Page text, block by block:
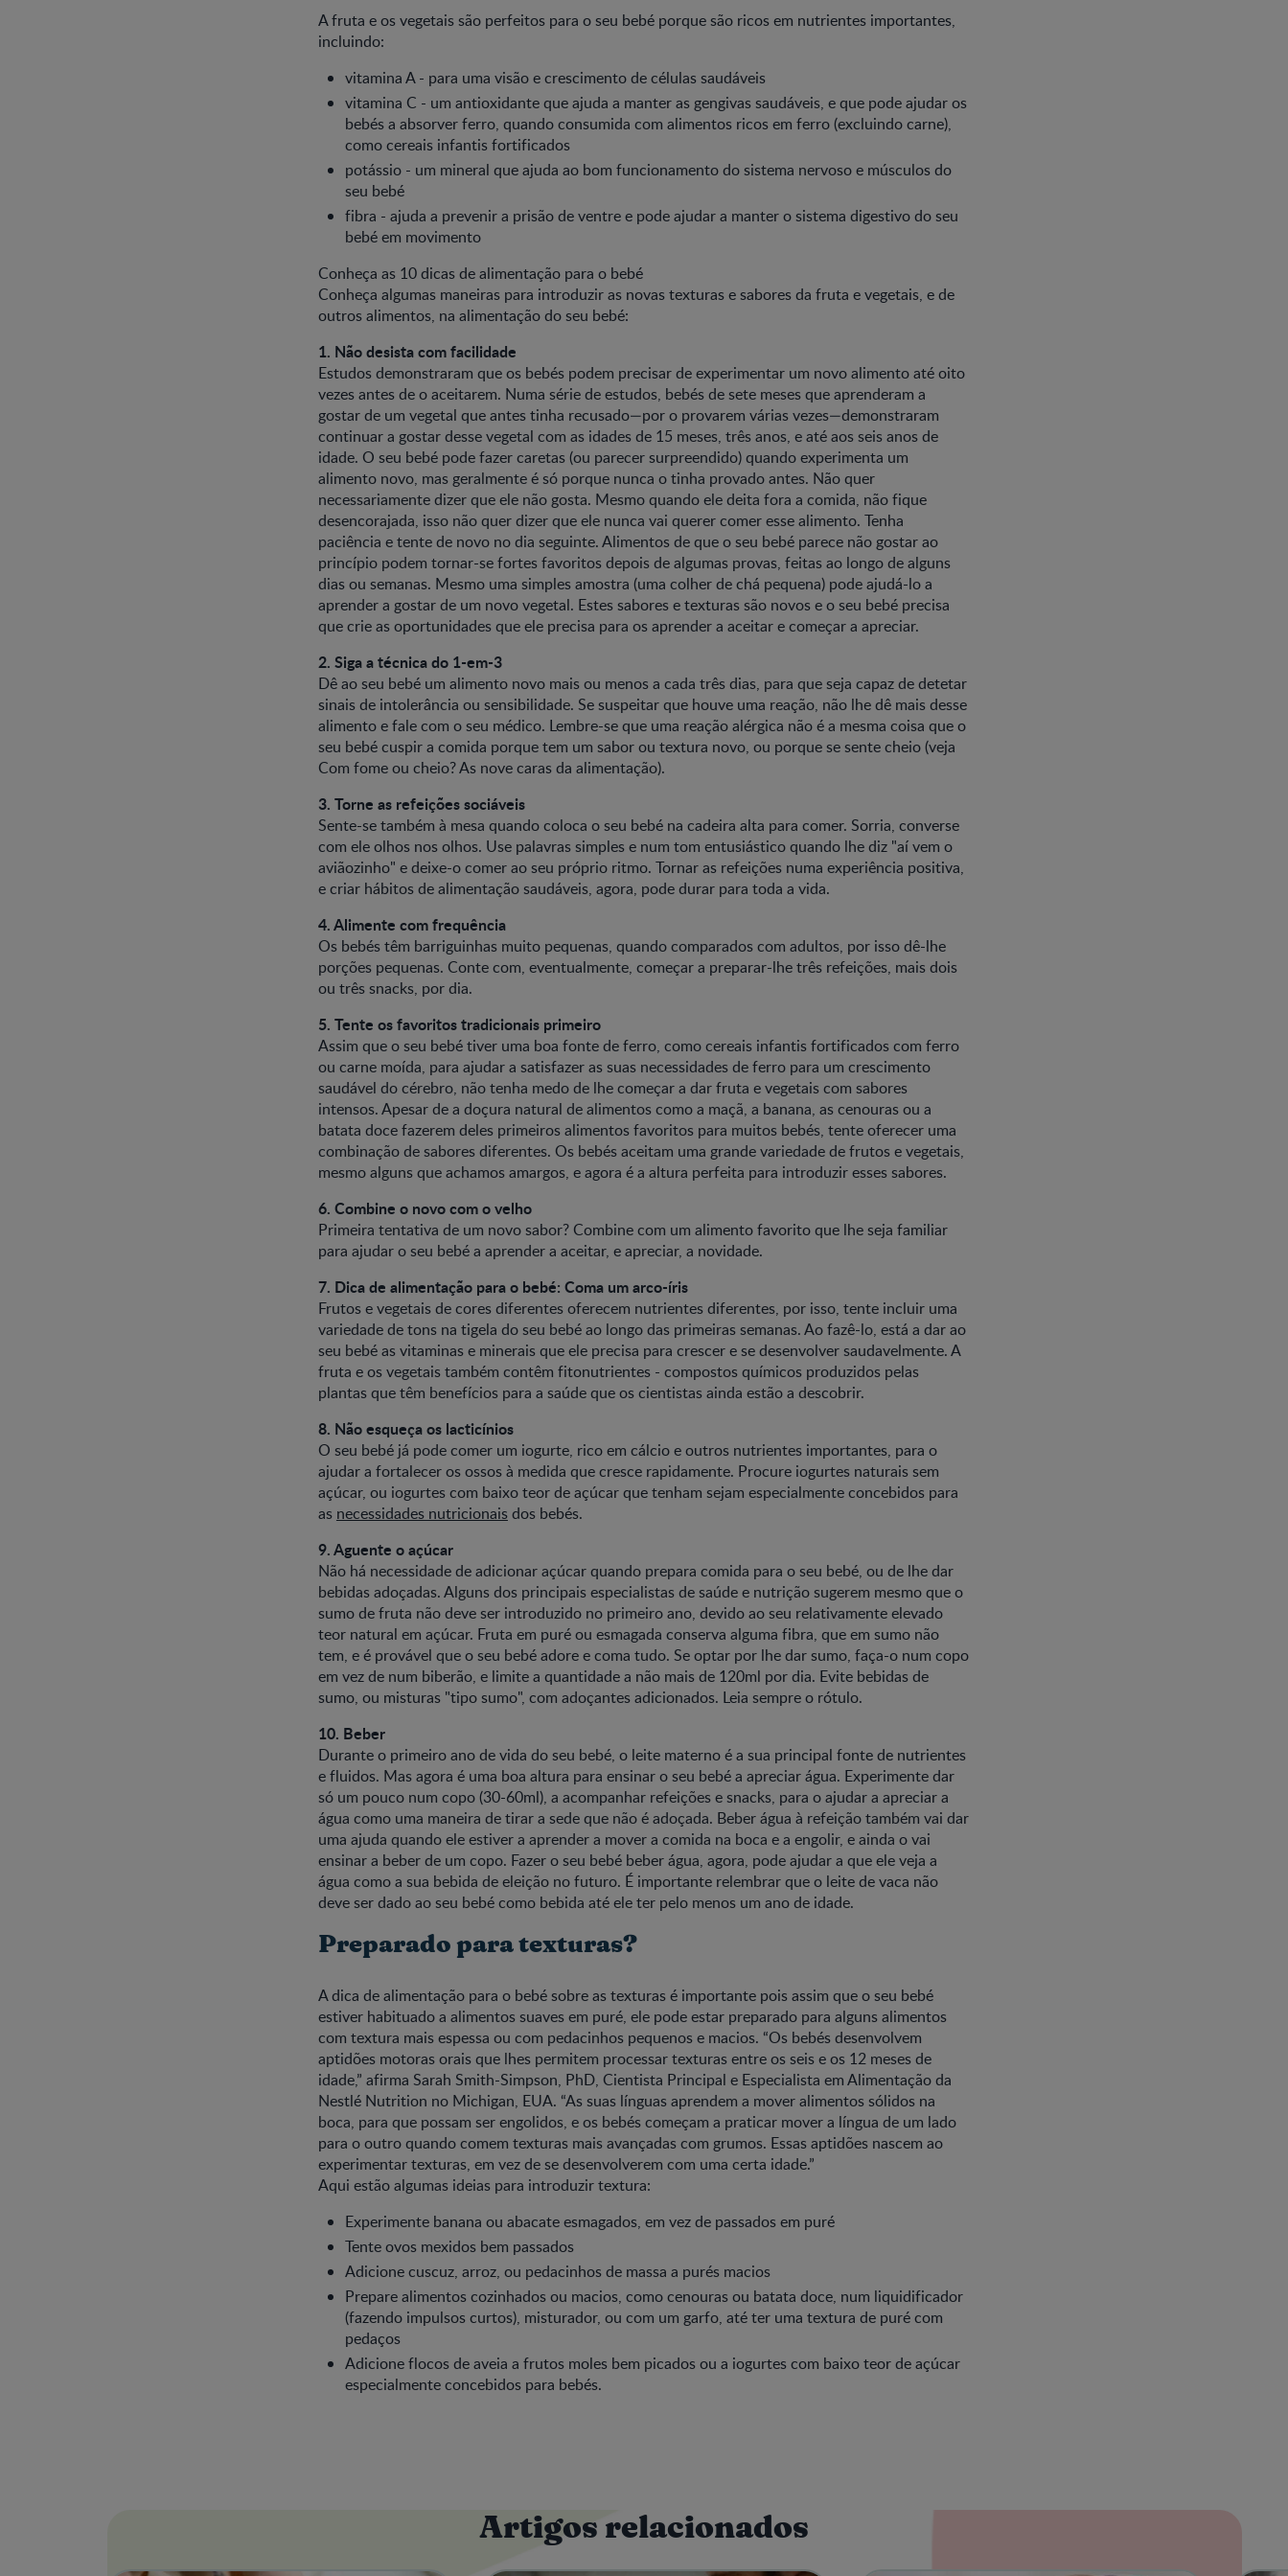
A fruta e os vegetais são perfeitos para o seu bebé porque são ricos em nutrientes importantes,
incluindo:
vitamina A - para uma visão e crescimento de células saudáveis
vitamina C - um antioxidante que ajuda a manter as gengivas saudáveis, e que pode ajudar os
bebés a absorver ferro, quando consumida com alimentos ricos em ferro (excluindo carne),
como cereais infantis fortificados
potássio - um mineral que ajuda ao bom funcionamento do sistema nervoso e músculos do
seu bebé
fibra - ajuda a prevenir a prisão de ventre e pode ajudar a manter o sistema digestivo do seu
bebé em movimento
Conheça as 10 dicas de alimentação para o bebé
Conheça algumas maneiras para introduzir as novas texturas e sabores da fruta e vegetais, e de
outros alimentos, na alimentação do seu bebé:
1. Não desista com facilidade
Estudos demonstraram que os bebés podem precisar de experimentar um novo alimento até oito
vezes antes de o aceitarem. Numa série de estudos, bebés de sete meses que aprenderam a
gostar de um vegetal que antes tinha recusado—por o provarem várias vezes—demonstraram
continuar a gostar desse vegetal com as idades de 15 meses, três anos, e até aos seis anos de
idade. O seu bebé pode fazer caretas (ou parecer surpreendido) quando experimenta um
alimento novo, mas geralmente é só porque nunca o tinha provado antes. Não quer
necessariamente dizer que ele não gosta. Mesmo quando ele deita fora a comida, não fique
desencorajada, isso não quer dizer que ele nunca vai querer comer esse alimento. Tenha
paciência e tente de novo no dia seguinte. Alimentos de que o seu bebé parece não gostar ao
princípio podem tornar-se fortes favoritos depois de algumas provas, feitas ao longo de alguns
dias ou semanas. Mesmo uma simples amostra (uma colher de chá pequena) pode ajudá-lo a
aprender a gostar de um novo vegetal. Estes sabores e texturas são novos e o seu bebé precisa
que crie as oportunidades que ele precisa para os aprender a aceitar e começar a apreciar.
2. Siga a técnica do 1-em-3
Dê ao seu bebé um alimento novo mais ou menos a cada três dias, para que seja capaz de detetar
sinais de intolerância ou sensibilidade. Se suspeitar que houve uma reação, não lhe dê mais desse
alimento e fale com o seu médico. Lembre-se que uma reação alérgica não é a mesma coisa que o
seu bebé cuspir a comida porque tem um sabor ou textura novo, ou porque se sente cheio (veja
Com fome ou cheio? As nove caras da alimentação).
3. Torne as refeições sociáveis
Sente-se também à mesa quando coloca o seu bebé na cadeira alta para comer. Sorria, converse
com ele olhos nos olhos. Use palavras simples e num tom entusiástico quando lhe diz "aí vem o
aviãozinho" e deixe-o comer ao seu próprio ritmo. Tornar as refeições numa experiência positiva,
e criar hábitos de alimentação saudáveis, agora, pode durar para toda a vida.
4. Alimente com frequência
Os bebés têm barriguinhas muito pequenas, quando comparados com adultos, por isso dê-lhe
porções pequenas. Conte com, eventualmente, começar a preparar-lhe três refeições, mais dois
ou três snacks, por dia.
5. Tente os favoritos tradicionais primeiro
Assim que o seu bebé tiver uma boa fonte de ferro, como cereais infantis fortificados com ferro
ou carne moída, para ajudar a satisfazer as suas necessidades de ferro para um crescimento
saudável do cérebro, não tenha medo de lhe começar a dar fruta e vegetais com sabores
intensos. Apesar de a doçura natural de alimentos como a maçã, a banana, as cenouras ou a
batata doce fazerem deles primeiros alimentos favoritos para muitos bebés, tente oferecer uma
combinação de sabores diferentes. Os bebés aceitam uma grande variedade de frutos e vegetais,
mesmo alguns que achamos amargos, e agora é a altura perfeita para introduzir esses sabores.
6. Combine o novo com o velho
Primeira tentativa de um novo sabor? Combine com um alimento favorito que lhe seja familiar
para ajudar o seu bebé a aprender a aceitar, e apreciar, a novidade.
7. Dica de alimentação para o bebé: Coma um arco-íris
Frutos e vegetais de cores diferentes oferecem nutrientes diferentes, por isso, tente incluir uma
variedade de tons na tigela do seu bebé ao longo das primeiras semanas. Ao fazê-lo, está a dar ao
seu bebé as vitaminas e minerais que ele precisa para crescer e se desenvolver saudavelmente. A
fruta e os vegetais também contêm fitonutrientes - compostos químicos produzidos pelas
plantas que têm benefícios para a saúde que os cientistas ainda estão a descobrir.
8. Não esqueça os lacticínios
O seu bebé já pode comer um iogurte, rico em cálcio e outros nutrientes importantes, para o
ajudar a fortalecer os ossos à medida que cresce rapidamente. Procure iogurtes naturais sem
açúcar, ou iogurtes com baixo teor de açúcar que tenham sejam especialmente concebidos para
as necessidades nutricionaisdos bebés.
9. Aguente o açúcar
Não há necessidade de adicionar açúcar quando prepara comida para o seu bebé, ou de lhe dar
bebidas adoçadas. Alguns dos principais especialistas de saúde e nutrição sugerem mesmo que o
sumo de fruta não deve ser introduzido no primeiro ano, devido ao seu relativamente elevado
teor natural em açúcar. Fruta em puré ou esmagada conserva alguma fibra, que em sumo não
tem, e é provável que o seu bebé adore e coma tudo. Se optar por lhe dar sumo, faça-o num copo
em vez de num biberão, e limite a quantidade a não mais de 120ml por dia. Evite bebidas de
sumo, ou misturas "tipo sumo", com adoçantes adicionados. Leia sempre o rótulo.
10. Beber
Durante o primeiro ano de vida do seu bebé, o leite materno é a sua principal fonte de nutrientes
e fluidos. Mas agora é uma boa altura para ensinar o seu bebé a apreciar água. Experimente dar
só um pouco num copo (30-60ml), a acompanhar refeições e snacks, para o ajudar a apreciar a
água como uma maneira de tirar a sede que não é adoçada. Beber água à refeição também vai dar
uma ajuda quando ele estiver a aprender a mover a comida na boca e a engolir, e ainda o vai
ensinar a beber de um copo. Fazer o seu bebé beber água, agora, pode ajudar a que ele veja a
água como a sua bebida de eleição no futuro. É importante relembrar que o leite de vaca não
deve ser dado ao seu bebé como bebida até ele ter pelo menos um ano de idade.
Preparado para texturas?
A dica de alimentação para o bebé sobre as texturas é importante pois assim que o seu bebé
estiver habituado a alimentos suaves em puré, ele pode estar preparado para alguns alimentos
com textura mais espessa ou com pedacinhos pequenos e macios. “Os bebés desenvolvem
aptidões motoras orais que lhes permitem processar texturas entre os seis e os 12 meses de
idade,” afirma Sarah Smith-Simpson, PhD, Cientista Principal e Especialista em Alimentação da
Nestlé Nutrition no Michigan, EUA. “As suas línguas aprendem a mover alimentos sólidos na
boca, para que possam ser engolidos, e os bebés começam a praticar mover a língua de um lado
para o outro quando comem texturas mais avançadas com grumos. Essas aptidões nascem ao
experimentar texturas, em vez de se desenvolverem com uma certa idade.”
Aqui estão algumas ideias para introduzir textura:
Experimente banana ou abacate esmagados, em vez de passados em puré
Tente ovos mexidos bem passados
Adicione cuscuz, arroz, ou pedacinhos de massa a purés macios
Prepare alimentos cozinhados ou macios, como cenouras ou batata doce, num liquidificador
(fazendo impulsos curtos), misturador, ou com um garfo, até ter uma textura de puré com
pedaços
Adicione flocos de aveia a frutos moles bem picados ou a iogurtes com baixo teor de açúcar
especialmente concebidos para bebés.
Artigos relacionados